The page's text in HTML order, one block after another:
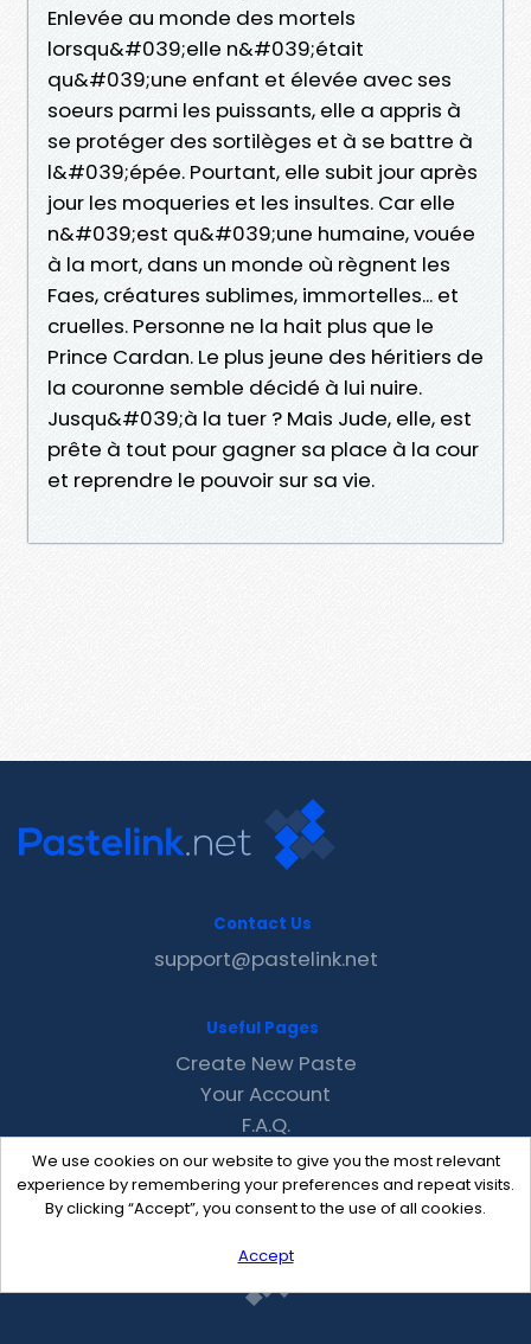
Enlevée au monde des mortels
lorsqu&#039;elle n&#039;était
qu&#039;une enfant et élevée avec ses
soeurs parmi les puissants, elle a appris à
se protéger des sortilèges et à se battre à
l&#039;épée. Pourtant, elle subit jour après
jour les moqueries et les insultes. Car elle
n&#039;est qu&#039;une humaine, vouée
à la mort, dans un monde où règnent les
Faes, créatures sublimes, immortelles... et
cruelles. Personne ne la hait plus que le
Prince Cardan. Le plus jeune des héritiers de
la couronne semble décidé à lui nuire.
Jusqu&#039;à la tuer ? Mais Jude, elle, est
prête à tout pour gagner sa place à la cour
et reprendre le pouvoir sur sa vie.
We use cookies on our website to give you the most relevant
experience by remembering your preferences and repeat visits.
By clicking “Accept”, you consent to the use of all cookies.
Accept
Contact Us
support@pastelink.net
Useful Pages
Create New Paste
Your Account
F.A.Q.
Recent
Contact